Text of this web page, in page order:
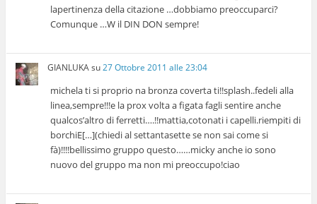
lapertinenza della citazione …dobbiamo preoccuparci?
Comunque …W il DIN DON sempre!
GIANLUKAsu27 Ottobre 2011 alle 23:04
michela ti si proprio na bronza coverta ti!!splash..fedeli alla
linea,sempre!!!e la prox volta a figata fagli sentire anche
qualcos’altro di ferretti….!!mattia,cotonati i capelli.riempiti di
borchiE[…](chiedi al settantasette se non sai come si
fà)!!!!bellissimo gruppo questo……micky anche io sono
nuovo del gruppo ma non mi preoccupo!ciao